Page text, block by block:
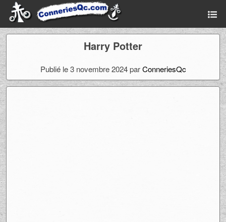
Harry Potter
Publié le 3 novembre 2024 parConneriesQc